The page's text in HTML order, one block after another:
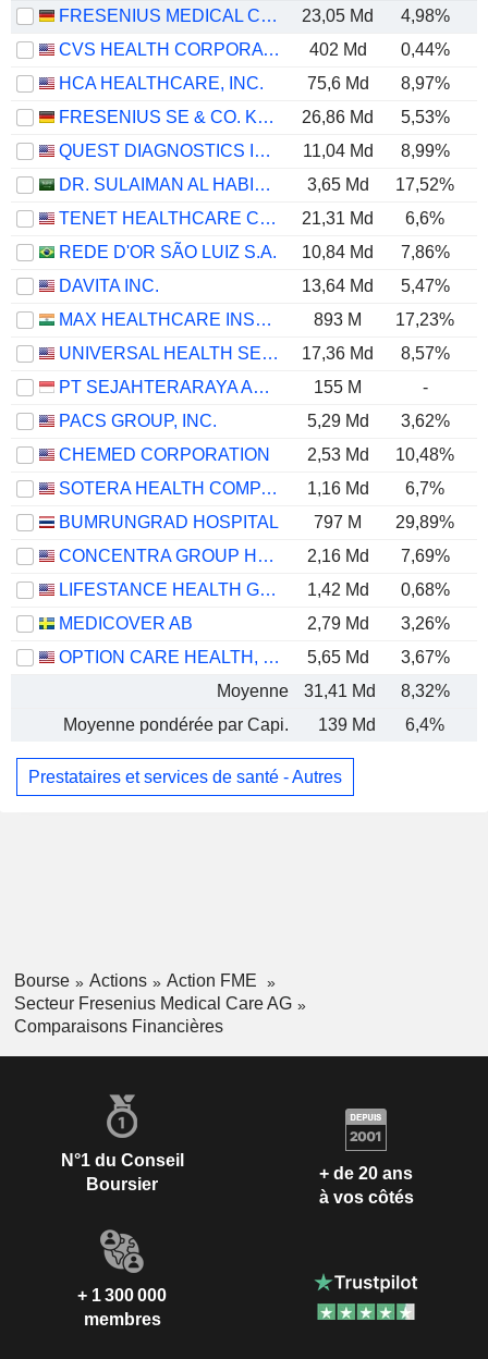
FRESENIUS MEDICAL CARE AG 23,05 Md 4,98%
CVS HEALTH CORPORATION
402 Md 0,44%
HCA HEALTHCARE, INC.
75,6 Md 8,97%
FRESENIUS SE & CO. KGAA
26,86 Md 5,53%
QUEST DIAGNOSTICS INCORPORATED
11,04 Md 8,99%
DR. SULAIMAN AL HABIB MEDICAL SERVICES GROUP COMPANY
3,65 Md 17,52%
TENET HEALTHCARE CORPORATION
21,31 Md 6,6%
REDE D'OR SÃO LUIZ S.A.
10,84 Md 7,86%
DAVITA INC.
13,64 Md 5,47%
MAX HEALTHCARE INSTITUTE LIMITED
893 M 17,23%
UNIVERSAL HEALTH SERVICES, INC.
17,36 Md 8,57%
PT SEJAHTERARAYA ANUGRAHJAYA TBK
155 M -
PACS GROUP, INC.
5,29 Md
3,62%
CHEMED CORPORATION
2,53 Md 10,48%
SOTERA HEALTH COMPANY
1,16 Md 6,7%
BUMRUNGRAD HOSPITAL
797 M 29,89%
CONCENTRA GROUP HOLDINGS PARENT, INC.
2,16 Md 7,69%
LIFESTANCE HEALTH GROUP, INC.
1,42 Md
0,68%
MEDICOVER AB
2,79 Md 3,26%
OPTION CARE HEALTH, INC.
5,65 Md 3,67%
Moyenne
31,41 Md 8,32%
Moyenne pondérée par Capi.
139 Md 6,4%
Prestataires et services de santé - Autres
Bourse Actions
Action FME
Secteur Fresenius Medical Care AG
Comparaisons Financières
N°1 du Conseil
Boursier
+ de 20 ans
à vos côtés
+ 1 300 000
membres